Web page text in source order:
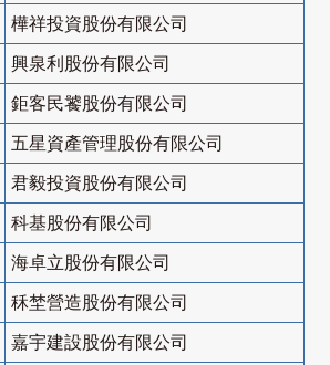
樺祥投資股份有限公司
興泉利股份有限公司
鉅客民饕股份有限公司
五星資產管理股份有限公司
君毅投資股份有限公司
科基股份有限公司
海卓立股份有限公司
秝埜營造股份有限公司
嘉宇建設股份有限公司